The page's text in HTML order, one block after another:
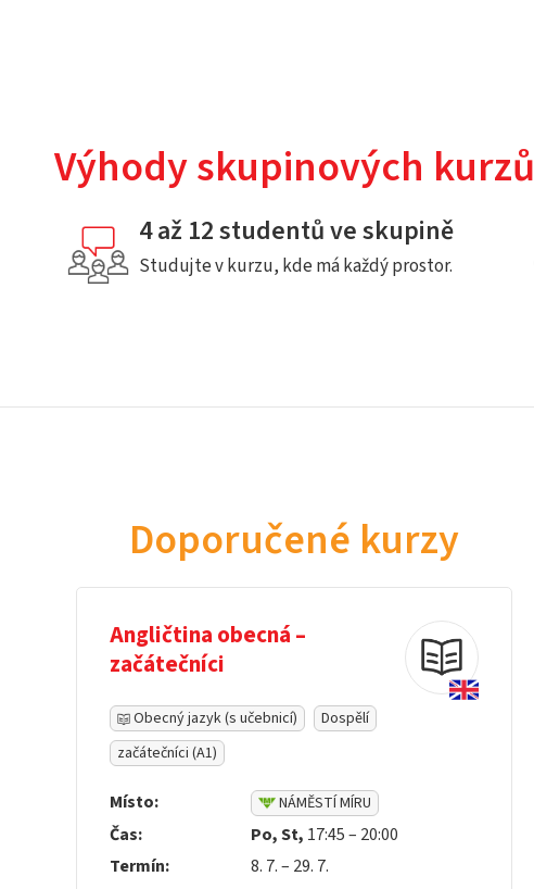
Výhody skupinových kurzů
4 až 12 studentů ve skupině
Studujte v kurzu, kde má každý prostor.
Doporučené kurzy
Angličtina obecná –
začátečníci
Obecný jazyk (s učebnicí)
Dospělí
začátečníci (A1)
Místo: NÁMĚSTÍ MÍRU
Čas: Po, St, 17:45 – 20:00
Termín:
8. 7. – 29. 7.